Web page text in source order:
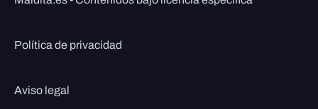
Política de privacidad
Aviso legal